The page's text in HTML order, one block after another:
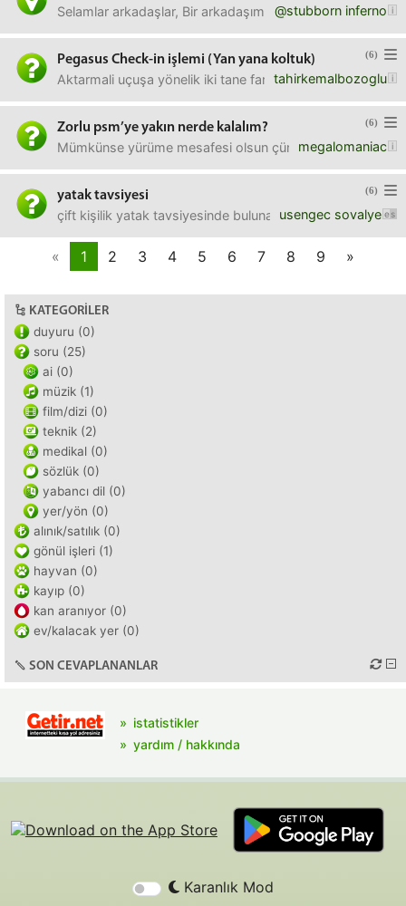
@stubborn inferno
Selamlar arkadaşlar, Bir arkadaşım opeth konseri
(6)
Pegasus Check-in işlemi (Yan yana koltuk)
tahirkemalbozoglu
Aktarmali uçuşa yönelik iki tane farklı pnr numaralı bilet
(6)
Zorlu psm’ye yakın nerde kalalım?
megalomaniac
Mümkünse yürüme mesafesi olsun çünkü konser çıkışı
(6)
yatak tavsiyesi
usengec sovalye
çift kişilik yatak tavsiyesinde bulunabilir misiniz?
« 1 2 3 4 5 6 7 8 9 »
KATEGORILER
duyuru (0)
soru (25)
ai (0)
müzik (1)
film/dizi (0)
teknik (2)
medikal (0)
sözlük (0)
yabancı dil (0)
yer/yön (0)
alınık/satılık (0)
gönül işleri (1)
hayvan (0)
kayıp (0)
kan aranıyor (0)
ev/kalacak yer (0)
SON CEVAPLANANLAR
istatistikler
yardım / hakkında
Karanlık Mod